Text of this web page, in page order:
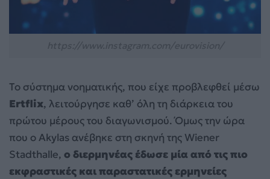
Το σύστημα νοηματικής, που είχε προβλεφθεί μέσω
Ertflix, λειτούργησε καθ’ όλη τη διάρκεια του
πρώτου μέρους του διαγωνισμού. Όμως την ώρα
που ο Akylas ανέβηκε στη σκηνή της Wiener
Stadthalle, ο διερμηνέας έδωσε μία από τις πιο
εκφραστικές και παραστατικές ερμηνείες